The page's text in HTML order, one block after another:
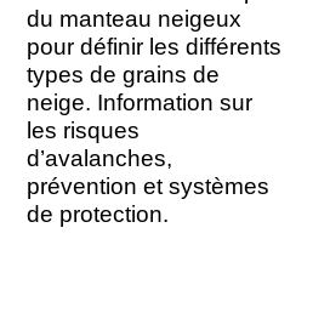
du manteau neigeux
pour définir les différents
types de grains de
neige. Information sur
les risques
d’avalanches,
prévention et systèmes
de protection.